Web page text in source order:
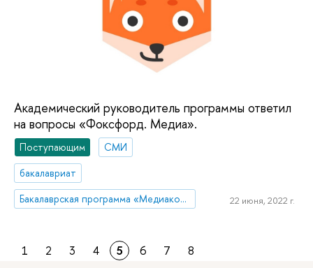
Академический руководитель программы ответил
на вопросы «Фоксфорд. Медиа».
Поступающим
СМИ
бакалавриат
Бакалаврская программа «Медиакоммуникации»
22 июня, 2022 г.
1 2 3 4 5 6 7 8